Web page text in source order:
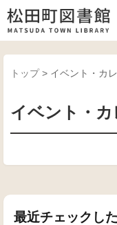
トップ > イベント・カ
イベント・カ
最近チェックし